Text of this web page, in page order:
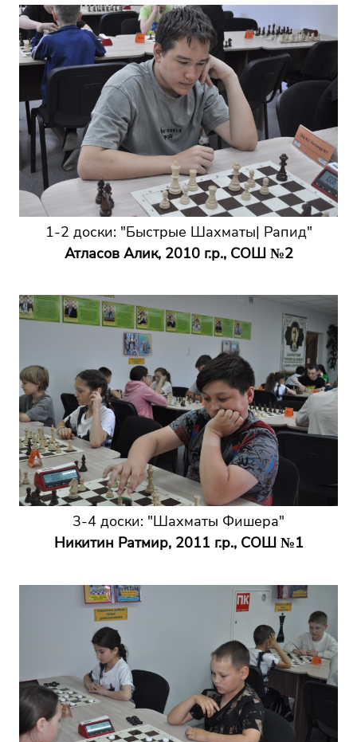
1-2 доски: "Быстрые Шахматы| Рапид"
Атласов Алик, 2010 г.р., СОШ №2
3-4 доски: "Шахматы Фишера"
Никитин Ратмир, 2011 г.р., СОШ №1